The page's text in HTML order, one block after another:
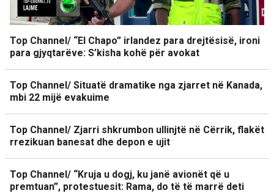
Top Channel/ “El Chapo” irlandez para drejtësisë, ironi
para gjyqtarëve: S’kisha kohë për avokat
Top Channel/ Situatë dramatike nga zjarret në Kanada,
mbi 22 mijë evakuime
Top Channel/ Zjarri shkrumbon ullinjtë në Cërrik, flakët
rrezikuan banesat dhe depon e ujit
Top Channel/ “Kruja u dogj, ku janë avionët që u
premtuan”, protestuesit: Rama, do të të marrë deti